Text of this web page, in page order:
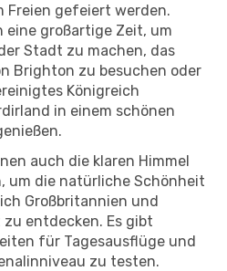
Freien gefeiert werden.
eine großartige Zeit, um
Stadt zu machen, das
Brighton zu besuchen oder
Königreich
in einem schönen
auch die klaren Himmel
um die natürliche Schönheit
Großbritannien und
entdecken. Es gibt
für Tagesausflüge und
zu testen.